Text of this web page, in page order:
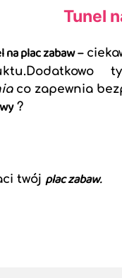
Tunel
na plac zabaw–
co zapewnia
?
twój plac zabaw.